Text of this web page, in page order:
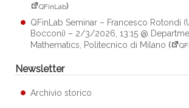
QFinLab)
QFinLab Seminar – Francesco Rotondi
Bocconi) – 2/3/2026, 13:15 @
Mathematics, Politecnico di Milano (
Newsletter
Archivio storico